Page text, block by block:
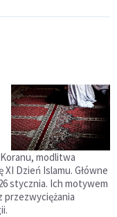
modlitwa
Dzień Islamu. Główne
stycznia. Ich motywem
przezwyciężania